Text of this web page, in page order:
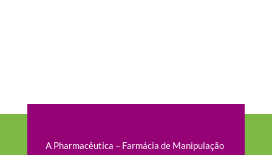
A Pharmacêutica – Farmácia de Manipulação